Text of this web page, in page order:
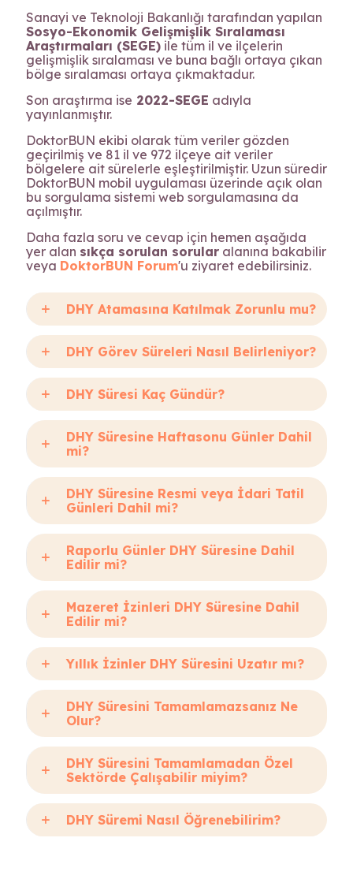
Sanayi ve Teknoloji Bakanlığı tarafından yapılan
Sosyo-Ekonomik Gelişmişlik Sıralaması
Araştırmaları (SEGE) ile tüm il ve ilçelerin
gelişmişlik sıralaması ve buna bağlı ortaya çıkan
bölge sıralaması ortaya çıkmaktadur.
Son araştırma ise 2022-SEGE adıyla
yayınlanmıştır.
DoktorBUN ekibi olarak tüm veriler gözden
geçirilmiş ve 81 il ve 972 ilçeye ait veriler
bölgelere ait sürelerle eşleştirilmiştir. Uzun süredir
DoktorBUN mobil uygulaması üzerinde açık olan
bu sorgulama sistemi web sorgulamasına da
açılmıştır.
Daha fazla soru ve cevap için hemen aşağıda
yer alan sıkça sorulan sorular alanına bakabilir
veya DoktorBUN Forum'u ziyaret edebilirsiniz.
DHY Atamasına Katılmak Zorunlu mu?
DHY Görev Süreleri Nasıl Belirleniyor?
DHY Süresi Kaç Gündür?
DHY Süresine Haftasonu Günler Dahil
mi?
DHY Süresine Resmi veya İdari Tatil
Günleri Dahil mi?
Raporlu Günler DHY Süresine Dahil
Edilir mi?
Mazeret İzinleri DHY Süresine Dahil
Edilir mi?
Yıllık İzinler DHY Süresini Uzatır mı?
DHY Süresini Tamamlamazsanız Ne
Olur?
DHY Süresini Tamamlamadan Özel
Sektörde Çalışabilir miyim?
DHY Süremi Nasıl Öğrenebilirim?